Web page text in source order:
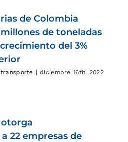
de Colombia
de toneladas
del 3%
| diciembre 16th, 2022
otorga
22 empresas de